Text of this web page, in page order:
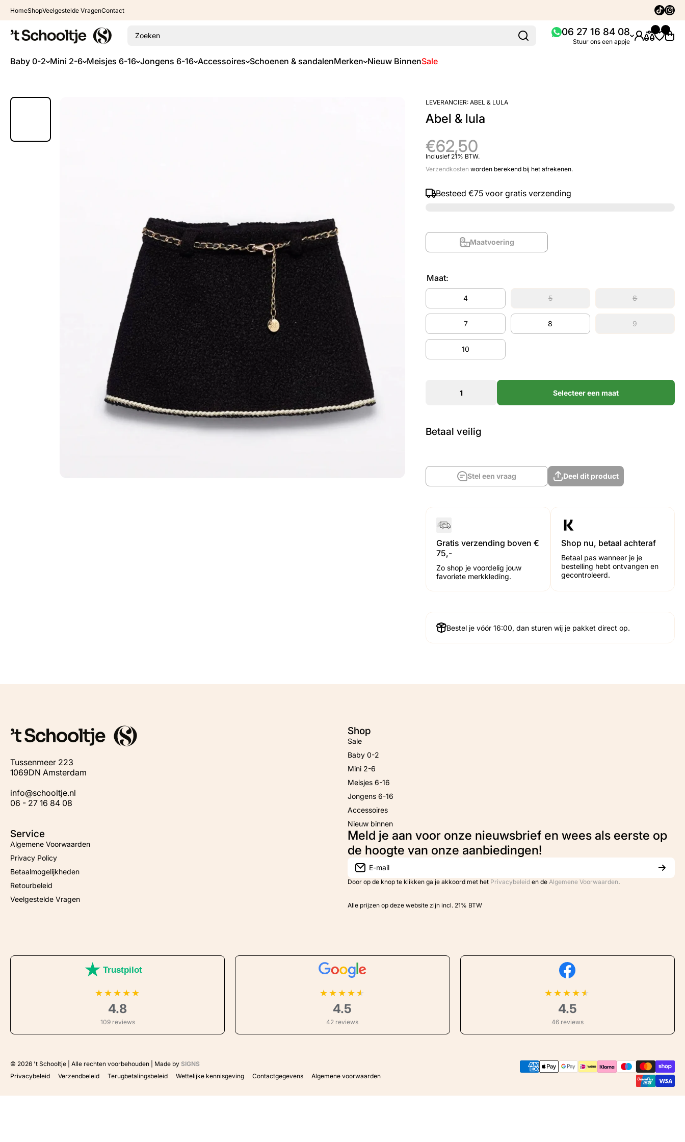
HomeShopVeelgestelde VragenContact Tiktok
Baby 0-2 Mini 2-6 Meisjes 6-16 Jongens 6-16 Accessoires Schoenen & sandalenMerken Nieuw BinnenSale
Zoeken 06 27 16 84 08
Stuur ons een appje
LEVERANCIER: ABEL & LULA
Abel & lula
€62,50
Inclusief 21% BTW.
Verzendkosten worden berekend bij het afrekenen.
Besteed€75 voor gratis verzending
Maatvoering
Maat:
4 5 6
7 8 9
10
Selecteer een maat
Betaal veilig
Stel een vraag
Deel dit product
Gratis verzending boven €
75,-
Zo shop je voordelig jouw
favoriete merkkleding.
Shop nu, betaal achteraf
Betaal pas wanneer je je
bestelling hebt ontvangen en
gecontroleerd.
Bestel je vóór 16:00, dan sturen wij je pakket direct op.
Tussenmeer 223
1069DN Amsterdam
info@schooltje.nl
06 - 27 16 84 08
Shop
Sale
Baby 0-2
Mini 2-6
Meisjes 6-16
Jongens 6-16
Accessoires
Nieuw binnen
Service
Algemene Voorwaarden
Privacy Policy
Betaalmogelijkheden
Retourbeleid
Veelgestelde Vragen
Meld je aan voor onze nieuwsbrief en wees als eerste op
de hoogte van onze aanbiedingen!
E-mail
Door op de knop te klikken ga je akkoord met het Privacybeleid en de Algemene Voorwaarden.
Alle prijzen op deze website zijn incl. 21% BTW
Trustpilot
★★★★★
4.8
109 reviews
★★★★
4.5
42 reviews
★★★★
4.5
46 reviews
© 2026 't Schooltje | Alle rechten voorbehouden | Made by SIGNS
Privacybeleid
Verzendbeleid Terugbetalingsbeleid Wettelijke kennisgeving Contactgegevens Algemene voorwaarden
Betaalmethoden